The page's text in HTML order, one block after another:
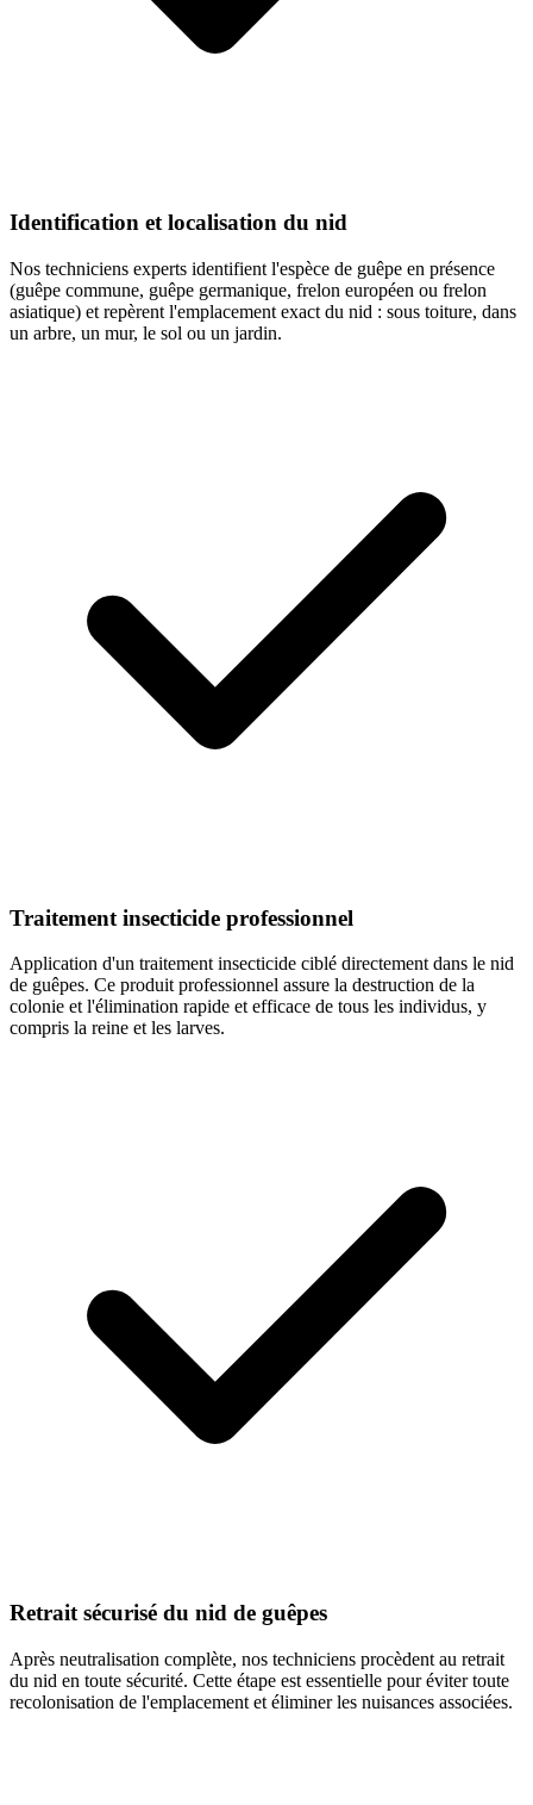
Identification et localisation du nid
Nos techniciens experts identifient l'espèce de guêpe en présence
(guêpe commune, guêpe germanique, frelon européen ou frelon
asiatique) et repèrent l'emplacement exact du nid : sous toiture, dans
un arbre, un mur, le sol ou un jardin.
Traitement insecticide professionnel
Application d'un traitement insecticide ciblé directement dans le nid
de guêpes. Ce produit professionnel assure la destruction de la
colonie et l'élimination rapide et efficace de tous les individus, y
compris la reine et les larves.
Retrait sécurisé du nid de guêpes
Après neutralisation complète, nos techniciens procèdent au retrait
du nid en toute sécurité. Cette étape est essentielle pour éviter toute
recolonisation de l'emplacement et éliminer les nuisances associées.